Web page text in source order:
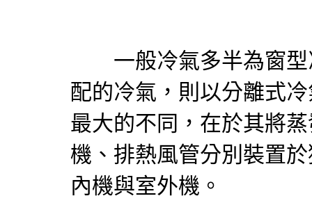
一般冷氣多半為窗型
配的冷氣 ，則以分離式
最大的不同，在於其將
機、排熱風管分別裝置
內機與室外機。